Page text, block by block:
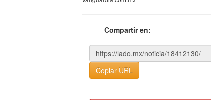
Compartir en:
Copiar URL